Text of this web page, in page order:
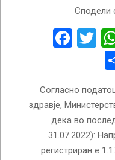
Сподели
Согласно
здравје,
дека во
31.07.2022):
регистриран е